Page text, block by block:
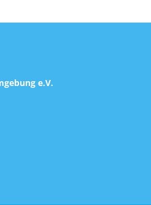
e.V.